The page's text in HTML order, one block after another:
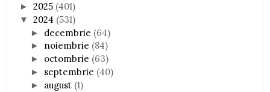
►2025 (401)
▼2024 (531)
► decembrie (64)
► noiembrie (84)
► octombrie (63)
► septembrie (40)
► august (1)